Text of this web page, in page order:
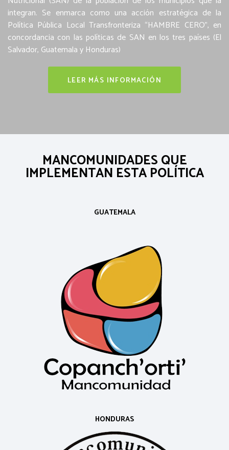
integran. Se enmarca como una acción estratégica de la
Política Pública Local Transfronteriza “HAMBRE CERO”, en
concordancia con las políticas de SAN en los tres países (El
Salvador, Guatemala y Honduras)
LEER MÁS INFORMACIÓN
MANCOMUNIDADES QUE
IMPLEMENTAN ESTA POLÍTICA
GUATEMALA
HONDURAS